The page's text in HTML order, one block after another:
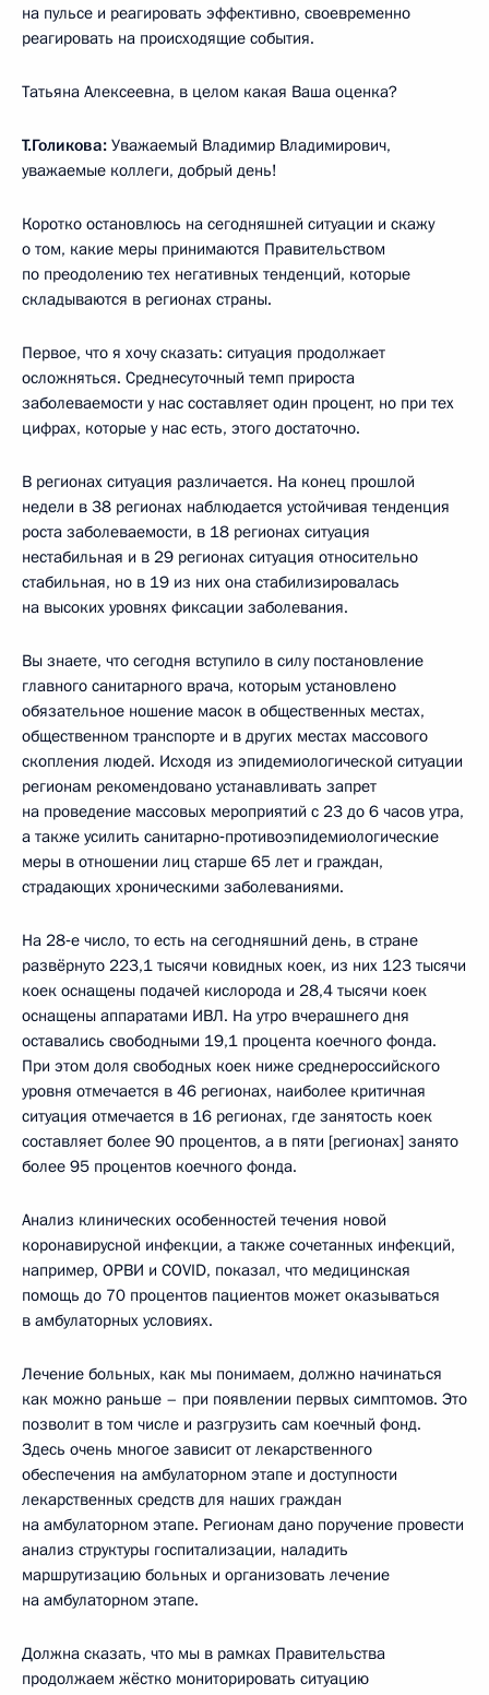
на пульсе и реагировать эффективно, своевременно
реагировать на происходящие события.
Татьяна Алексеевна, в целом какая Ваша оценка?
Т.Голикова: Уважаемый Владимир Владимирович,
уважаемые коллеги, добрый день!
Коротко остановлюсь на сегодняшней ситуации и скажу
о том, какие меры принимаются Правительством
по преодолению тех негативных тенденций, которые
складываются в регионах страны.
Первое, что я хочу сказать: ситуация продолжает
осложняться. Среднесуточный темп прироста
заболеваемости у нас составляет один процент, но при тех
цифрах, которые у нас есть, этого достаточно.
В регионах ситуация различается. На конец прошлой
недели в 38 регионах наблюдается устойчивая тенденция
роста заболеваемости, в 18 регионах ситуация
нестабильная и в 29 регионах ситуация относительно
стабильная, но в 19 из них она стабилизировалась
на высоких уровнях фиксации заболевания.
Вы знаете, что сегодня вступило в силу постановление
главного санитарного врача, которым установлено
обязательное ношение масок в общественных местах,
общественном транспорте и в других местах массового
скопления людей. Исходя из эпидемиологической ситуации
регионам рекомендовано устанавливать запрет
на проведение массовых мероприятий с 23 до 6 часов утра,
а также усилить санитарно‑противоэпидемиологические
меры в отношении лиц старше 65 лет и граждан,
страдающих хроническими заболеваниями.
На 28‑е число, то есть на сегодняшний день, в стране
развёрнуто 223,1 тысячи ковидных коек, из них 123 тысячи
коек оснащены подачей кислорода и 28,4 тысячи коек
оснащены аппаратами ИВЛ. На утро вчерашнего дня
оставались свободными 19,1 процента коечного фонда.
При этом доля свободных коек ниже среднероссийского
уровня отмечается в 46 регионах, наиболее критичная
ситуация отмечается в 16 регионах, где занятость коек
составляет более 90 процентов, а в пяти [регионах] занято
более 95 процентов коечного фонда.
Анализ клинических особенностей течения новой
коронавирусной инфекции, а также сочетанных инфекций,
например, ОРВИ и COVID, показал, что медицинская
помощь до 70 процентов пациентов может оказываться
в амбулаторных условиях.
Лечение больных, как мы понимаем, должно начинаться
как можно раньше – при появлении первых симптомов. Это
позволит в том числе и разгрузить сам коечный фонд.
Здесь очень многое зависит от лекарственного
обеспечения на амбулаторном этапе и доступности
лекарственных средств для наших граждан
на амбулаторном этапе. Регионам дано поручение провести
анализ структуры госпитализации, наладить
маршрутизацию больных и организовать лечение
на амбулаторном этапе.
Должна сказать, что мы в рамках Правительства
продолжаем жёстко мониторировать ситуацию